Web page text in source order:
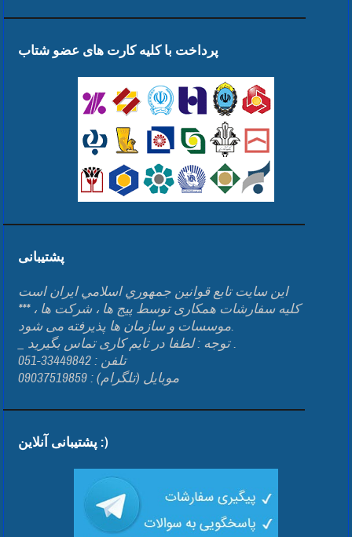
پرداخت با کلیه کارت های عضو شتاب
پشتیبانی
اين سايت تابع قوانين جمهوري اسلامي ايران است
*** کلیه سفارشات همکاری توسط پیج ها ، شرکت ها ،
موسسات و سازمان ها پذیرفته می شود.
_ توجه : لطفا در تایم کاری تماس بگیرید .
تلفن : 33449842-051
موبایل (تلگرام) : 09037519859
پشتیبانی آنلاین :)